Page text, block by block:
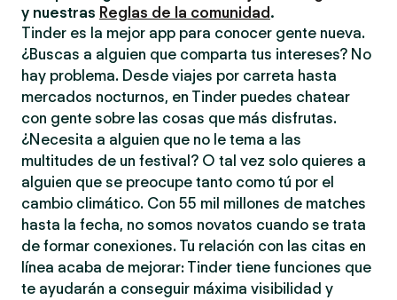
y nuestras Reglas de la comunidad .
Tinder es la mejor app para conocer gente nueva.
¿Buscas a alguien que comparta tus intereses? No
hay problema. Desde viajes por carreta hasta
mercados nocturnos, en Tinder puedes chatear
con gente sobre las cosas que más disfrutas.
¿Necesita a alguien que no le tema a las
multitudes de un festival? O tal vez solo quieres a
alguien que se preocupe tanto como tú por el
cambio climático. Con 55 mil millones de matches
hasta la fecha, no somos novatos cuando se trata
de formar conexiones. Tu relación con las citas en
línea acaba de mejorar: Tinder tiene funciones que
te ayudarán a conseguir máxima visibilidad y